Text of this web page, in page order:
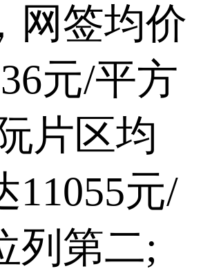
网签均价
元/平方
片区均
11055元/
列第二;